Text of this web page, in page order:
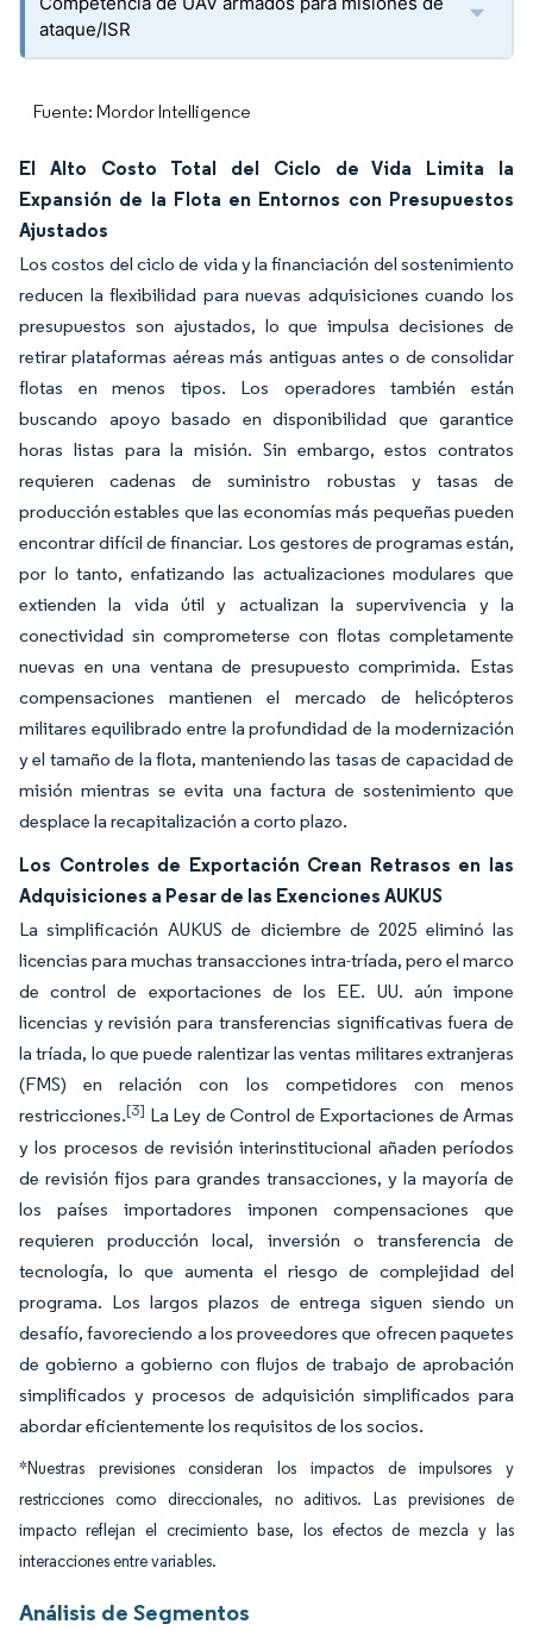
ataque/ISR
Fuente: Mordor Intelligence
El Alto Costo Total del Ciclo de Vida Limita la
Expansión de la Flota en Entornos con Presupuestos
Ajustados
Los costos del ciclo de vida y la financiación del sostenimiento
reducen la flexibilidad para nuevas adquisiciones cuando los
presupuestos son ajustados, lo que impulsa decisiones de
retirar plataformas aéreas más antiguas antes o de consolidar
flotas en menos tipos. Los operadores también están
buscando apoyo basado en disponibilidad que garantice
horas listas para la misión. Sin embargo, estos contratos
requieren cadenas de suministro robustas y tasas de
producción estables que las economías más pequeñas pueden
encontrar difícil de financiar. Los gestores de programas están,
por lo tanto, enfatizando las actualizaciones modulares que
extienden la vida útil y actualizan la supervivencia y la
conectividad sin comprometerse con flotas completamente
nuevas en una ventana de presupuesto comprimida. Estas
compensaciones mantienen el mercado de helicópteros
militares equilibrado entre la profundidad de la modernización
y el tamaño de la flota, manteniendo las tasas de capacidad de
misión mientras se evita una factura de sostenimiento que
desplace la recapitalización a corto plazo.
Los Controles de Exportación Crean Retrasos en las
Adquisiciones a Pesar de las Exenciones AUKUS
La simplificación AUKUS de diciembre de 2025 eliminó las
licencias para muchas transacciones intra-tríada, pero el marco
de control de exportaciones de los EE. UU. aún impone
licencias y revisión para transferencias significativas fuera de
la tríada, lo que puede ralentizar las ventas militares extranjeras
(FMS) en relación con los competidores con menos
restricciones.[3] La Ley de Control de Exportaciones de Armas
y los procesos de revisión interinstitucional añaden períodos
de revisión fijos para grandes transacciones, y la mayoría de
los países importadores imponen compensaciones que
requieren producción local, inversión o transferencia de
tecnología, lo que aumenta el riesgo de complejidad del
programa. Los largos plazos de entrega siguen siendo un
desafío, favoreciendo a los proveedores que ofrecen paquetes
de gobierno a gobierno con flujos de trabajo de aprobación
simplificados y procesos de adquisición simplificados para
abordar eficientemente los requisitos de los socios.
*Nuestras previsiones consideran los impactos de impulsores y
restricciones como direccionales, no aditivos. Las previsiones de
impacto reflejan el crecimiento base, los efectos de mezcla y las
interacciones entre variables.
Análisis de Segmentos